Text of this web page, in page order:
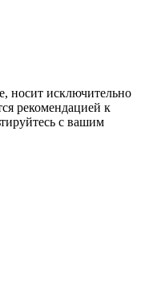
носит исключительно
рекомендацией к
с вашим